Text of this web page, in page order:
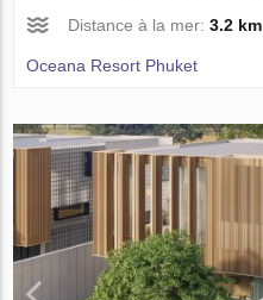
Distance à la mer:3.2 km
Oceana Resort Phuket